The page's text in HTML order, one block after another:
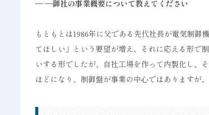
― ―御社の事業概要について教えてください
もともとは1986年に父である先代社長が電気制
てほしい」という要望が増え、それに応える形で
いする形でしたが、自社工場を作って内製化し、
ほどになり、制御盤が事業の中心ではありますが